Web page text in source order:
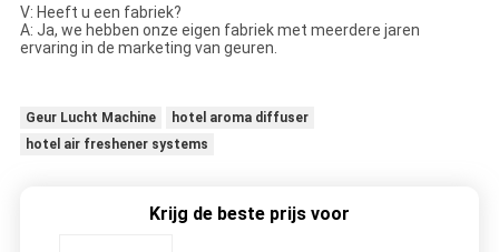
V: Heeft u een fabriek?
A: Ja, we hebben onze eigen fabriek met meerdere jaren
ervaring in de marketing van geuren.
Geur Lucht Machine
hotel aroma diffuser
hotel air freshener systems
Krijg de beste prijs voor